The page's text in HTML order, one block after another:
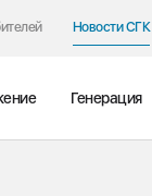
Новости СГК
Генерация